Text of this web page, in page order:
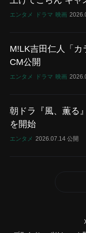
エンタメ ドラマ 映画
M!LK吉田仁人「
CM公開
エンタメ ドラマ 映画
朝ドラ『風、薫る
を開始
エンタメ 2026.07.14 公開